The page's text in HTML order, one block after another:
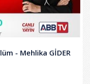
- Mehlika GİDER